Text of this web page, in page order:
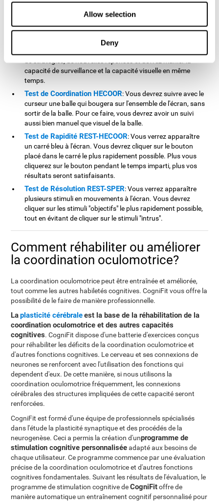
Allow selection
Deny
Test de Simultanéité DIAT-SHIF: Vous devrez à la fois
suivre le parcours aléatoire d'une balle blanche et être
Lorsque le mot coincide avec la couleur des lettres du mot,
vous devrez le signaler (en étant attentif à deux stimuli à la
capacité de surveillance et la capacité visuelle en même
temps.
Test de Coordination HECOOR: Vous devrez suivre avec le
curseur une balle qui bougera sur l'ensemble de l'écran, sans
sortir de la balle. Pour ce faire, vous devrez avoir un suivi
aussi bien manuel que visuel de la balle.
Test de Rapidité REST-HECOOR: Vous verrez apparaître
un carré bleu à l'écran. Vous devrez cliquer sur le bouton
placé dans le carré le plus rapidement possible. Plus vous
cliquerez sur le bouton pendant le temps imparti, plus vos
résultats seront satisfaisants.
Test de Résolution REST-SPER: Vous verrez apparaître
plusieurs stimuli en mouvements à l'écran. Vous devrez
cliquer sur les stimuli "objectifs" le plus rapidement possible,
tout en évitant de cliquer sur le stimuli "intrus".
Comment réhabiliter ou améliorer
la coordination oculomotrice?
La coordination oculomotrice peut être entraînée et améliorée,
tout comme les autres habiletés cognitives. CogniFit vous offre la
possibilité de le faire de manière professionnelle.
Laplasticité cérébraleest la base de la réhabilitation de la
coordination oculomotrice et des autres capacités
cognitives. CogniFit dispose d'une batterie d'exercices conçus
pour réhabiliter les déficits de la coordination oculomotrice et
d'autres fonctions cognitives. Le cerveau et ses connexions de
neurones se renforcent avec l'utilisation des fonctions qui
dependent d'eux. De cette manière, si nous utilisons la
coordination oculomotrice fréquemment, les connexions
cérébrales des structures impliquées de cette capacité seront
renforcées.
CogniFit est formé d'une équipe de professionnels spécialisés
dans l'étude la plasticité synaptique et des procédés de la
neurogenèse. Ceci a permis la création d'unprogramme de
stimulation cognitive personnaliséeadapté aux besoins de
chaque utilisateur. Ce programme commence par une évaluation
précise de la coordination oculomotrice et d'autres fonctions
cognitives fondamentales. Suivant les résultats de l'évaluation, le
programme de stimulation cognitive deCogniFitoffre de
manière automatique un entraînement cognitif personnalisé pour